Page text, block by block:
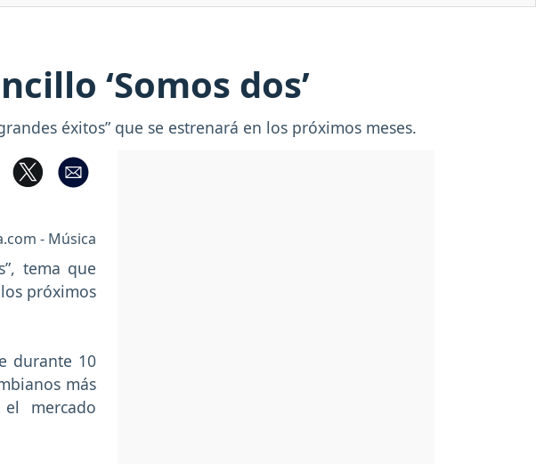
‘Somos dos’
éxitos” que se estrenará en los próximos meses.
- Música
tema que
próximos
durante 10
más
mercado